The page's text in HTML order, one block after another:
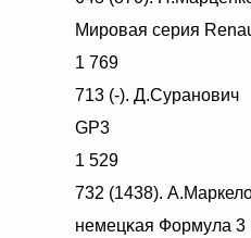
Мировая серия
1 769
713 (-). Д.Суранович
GP3
1 529
732 (1438).
немецκая Формула 3